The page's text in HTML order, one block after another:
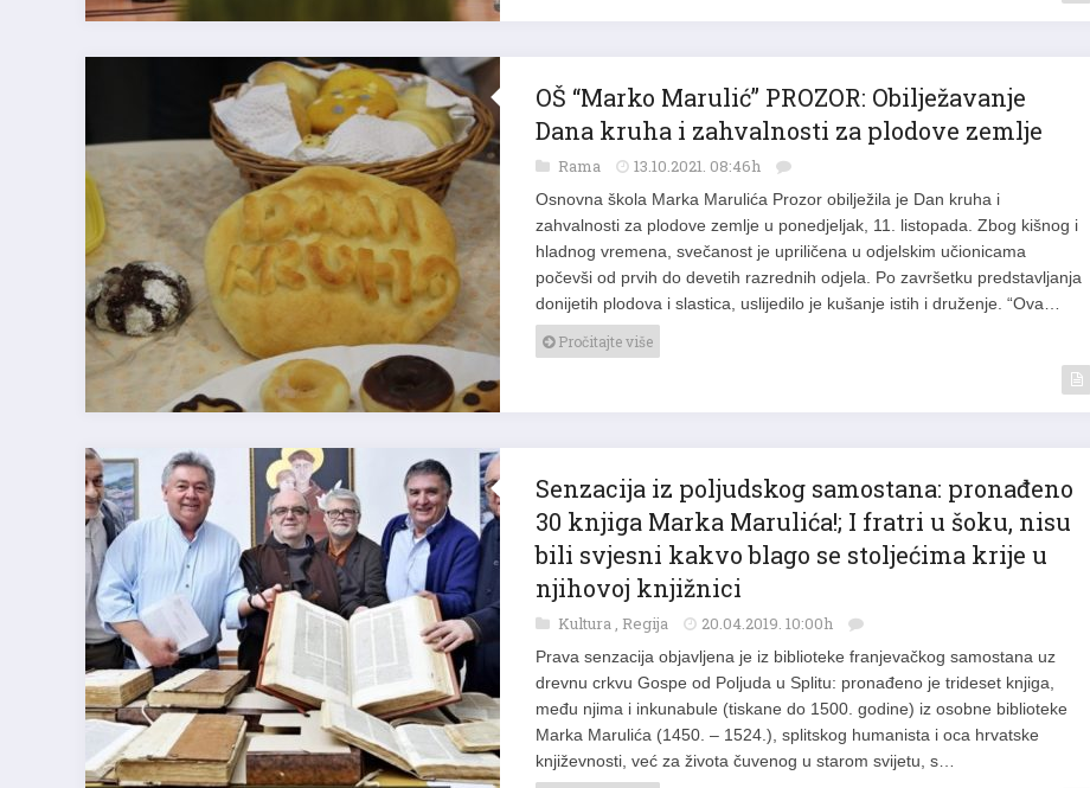
OŠ “Marko Marulić” PROZOR: Obilježavanje
Dana kruha i zahvalnosti za plodove zemlje
Rama 13.10.2021. 08:46h
Osnovna škola Marka Marulića Prozor obilježila je Dan kruha i
zahvalnosti za plodove zemlje u ponedjeljak, 11. listopada. Zbog kišnog i
hladnog vremena, svečanost je upriličena u odjelskim učionicama
počevši od prvih do devetih razrednih odjela. Po završetku predstavljanja
donijetih plodova i slastica, uslijedilo je kušanje istih i druženje. “Ova…
Pročitajte više
Senzacija iz poljudskog samostana: pronađeno
30 knjiga Marka Marulića!; I fratri u šoku, nisu
bili svjesni kakvo blago se stoljećima krije u
njihovoj knjižnici
Kultura , Regija 20.04.2019. 10:00h
Prava senzacija objavljena je iz biblioteke franjevačkog samostana uz
drevnu crkvu Gospe od Poljuda u Splitu: pronađeno je trideset knjiga,
među njima i inkunabule (tiskane do 1500. godine) iz osobne biblioteke
Marka Marulića (1450. – 1524.), splitskog humanista i oca hrvatske
književnosti, već za života čuvenog u starom svijetu, s…